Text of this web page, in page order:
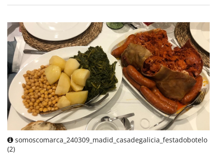
somoscomarca_240309_madid_casadegalicia_festadobotelo
(2)